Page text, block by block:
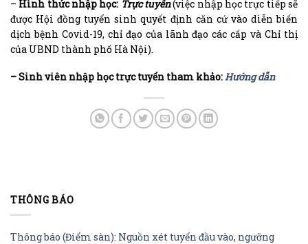
– Hình thức nhập học: Trực tuyến(việc nhập học trực tiếp sẽ
được Hội đồng tuyển sinh quyết định căn cứ vào diễn biến
dịch bệnh Covid-19, chỉ đạo của lãnh đạo các cấp và Chỉ thị
của UBND thành phố Hà Nội).
– Sinh viên nhập học trực tuyến tham khảo:Hướng dẫn
THÔNG BÁO
Thông báo (Điểm sàn): Nguồn xét tuyển đầu vào, ngưỡng